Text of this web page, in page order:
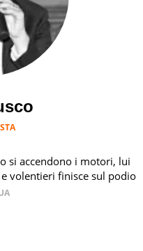
si accendono i motori, lui
volentieri finisce sul podio